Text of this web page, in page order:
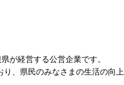
が経営する公営企業です。
、県民のみなさまの生活の向